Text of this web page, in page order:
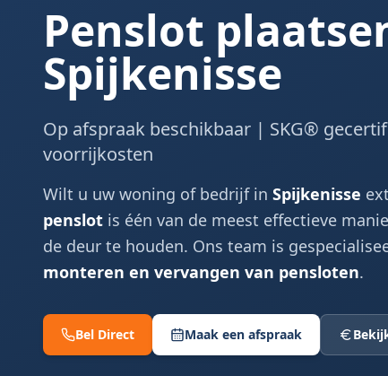
Penslot
Spijkenisse
Op afspraak beschikbaar | SKG®
voorrijkosten
Wilt u uw woning of bedrijf in Spijkenisse
penslot is één van de meest effectieve
de deur te houden. Ons team is
monteren en vervangen van pensloten.
Bel Direct Maak een afspraak